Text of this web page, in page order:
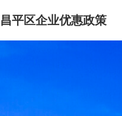
昌平区企业优惠政策